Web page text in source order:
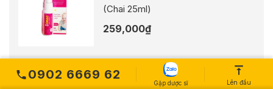
(Chai 25ml)
259,000₫
0902 6669 62
Gặp dược sĩ Lên đầu